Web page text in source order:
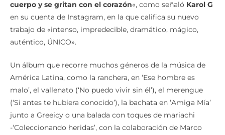
cuerpo y se gritan con el corazón«, como señaló Karol G
en su cuenta de Instagram, en la que califica su nuevo
trabajo de «intenso, impredecible, dramático, mágico,
auténtico, ÚNICO».
Un álbum que recorre muchos géneros de la música de
América Latina, como la ranchera, en ‘Ese hombre es
malo’, el vallenato (‘No puedo vivir sin él’), el merengue
(‘Si antes te hubiera conocido’), la bachata en ‘Amiga Mía’
junto a Greeicy o una balada con toques de mariachi
-‘Coleccionando heridas’, con la colaboración de Marco